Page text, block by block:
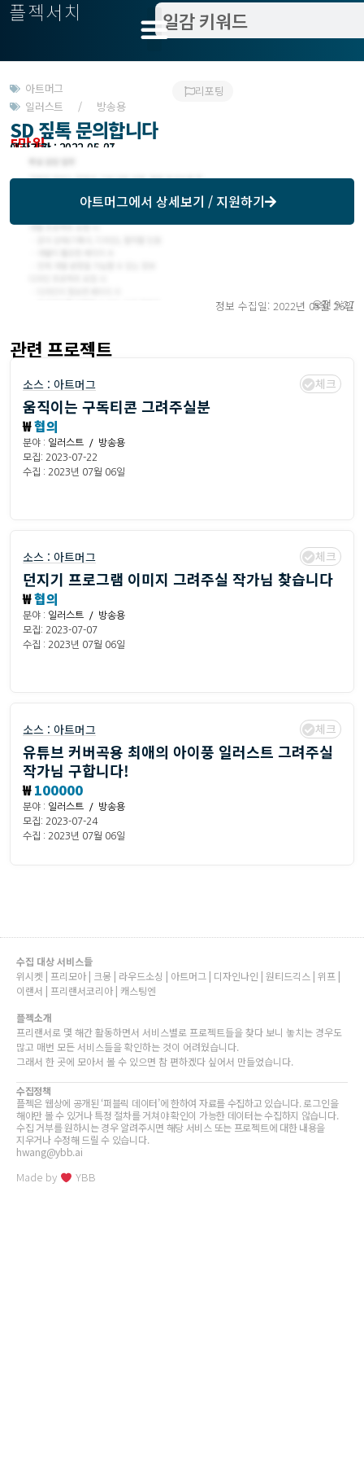
플젝서치
아트머그
일러스트 / 방송용
리포팅
SD 짚톡 문의합니다
5만원
모집기한 : 2022-05-31
예상기간 : 2022-06-07
아트머그에서 상세보기 / 지원하기
정보 수집일: 2022년 05월 26일
오전 9:27
관련 프로젝트
소스 : 아트머그 체크
움직이는 구독티콘 그려주실분
₩협의
분야 : 일러스트 / 방송용
모집: 2023-07-22
수집 : 2023년 07월 06일
소스 : 아트머그 체크
던지기 프로그램 이미지 그려주실 작가님 찾습니다
₩협의
분야 : 일러스트 / 방송용
모집: 2023-07-07
수집 : 2023년 07월 06일
소스 : 아트머그 체크
유튜브 커버곡용 최애의 아이풍 일러스트 그려주실
작가님 구합니다!
₩100000
분야 : 일러스트 / 방송용
모집: 2023-07-24
수집 : 2023년 07월 06일
수집 대상 서비스들
위시켓 | 프리모아 | 크몽 | 라우드소싱 | 아트머그 | 디자인나인 | 원티드긱스 | 위프 |
이랜서 | 프리랜서코리아 | 캐스팅엔
플젝소개
프리랜서로 몇 해간 활동하면서 서비스별로 프로젝트들을 찾다 보니 놓치는 경우도
많고 매번 모든 서비스들을 확인하는 것이 어려웠습니다.
그래서 한 곳에 모아서 볼 수 있으면 참 편하겠다 싶어서 만들었습니다.
수집정책
플젝은 웹상에 공개된 ‘퍼블릭 데이터’에 한하여 자료를 수집하고 있습니다. 로그인을
해야만 볼 수 있거나 특정 절차를 거쳐야 확인이 가능한 데이터는 수집하지 않습니다.
수집 거부를 원하시는 경우 알려주시면 해당 서비스 또는 프로젝트에 대한 내용을
지우거나 수정해 드릴 수 있습니다.
hwang@ybb.ai
Made by YBB